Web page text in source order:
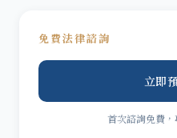
免費法律諮詢
立即
首次諮詢免費